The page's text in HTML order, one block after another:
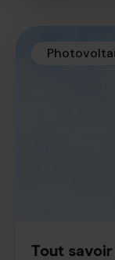
Tout savoir